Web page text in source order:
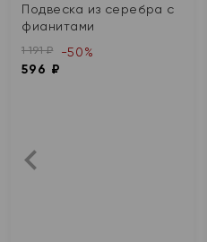
Подвеска из серебра с
фианитами
1 191 ₽
596 ₽
-50%